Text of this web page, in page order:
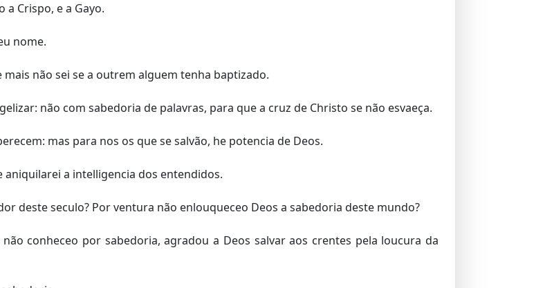
a Crispo, e a Gayo.
nome.
não sei se a outrem alguem tenha baptizado.
não com sabedoria de palavras, para que a cruz de Christo se não esvaeça.
mas para nos os que se salvão, he potencia de Deos.
a intelligencia dos entendidos.
deste seculo? Por ventura não enlouqueceo Deos a sabedoria deste mundo?
conheceo por sabedoria, agradou a Deos salvar aos crentes pela loucura da